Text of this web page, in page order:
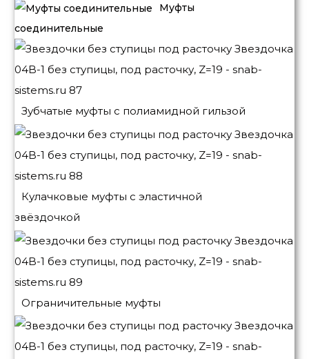
Муфты
соединительные
Зубчатые муфты с полиамидной гильзой
Кулачковые муфты с эластичной
звёздочкой
Ограничительные муфты